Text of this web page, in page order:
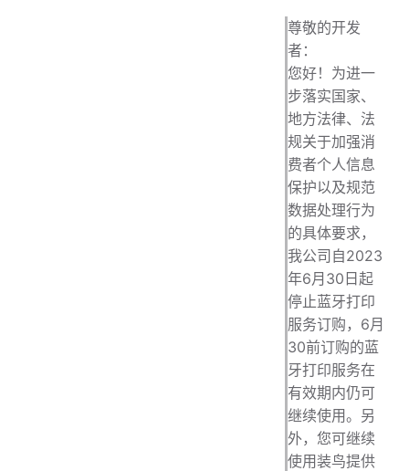
尊敬的开发
者：
您好！为进一
步落实国家、
地方法律、法
规关于加强消
费者个人信息
保护以及规范
数据处理行为
的具体要求，
我公司自2023
年6月30日起
停止蓝牙打印
服务订购，6月
30前订购的蓝
牙打印服务在
有效期内仍可
继续使用。另
外，您可继续
使用装鸟提供